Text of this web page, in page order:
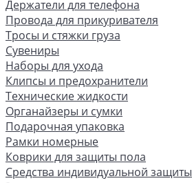
Держатели для телефона
Провода для прикуривателя
Тросы и стяжки груза
Сувениры
Наборы для ухода
Клипсы и предохранители
Технические жидкости
Органайзеры и сумки
Подарочная упаковка
Рамки номерные
Коврики для защиты пола
Средства индивидуальной защиты